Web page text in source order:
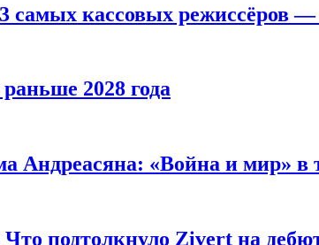
кассовых режиссёров —
2028 года
Андреасяна: «Война и мир» в
подтолкнуло Zivert на